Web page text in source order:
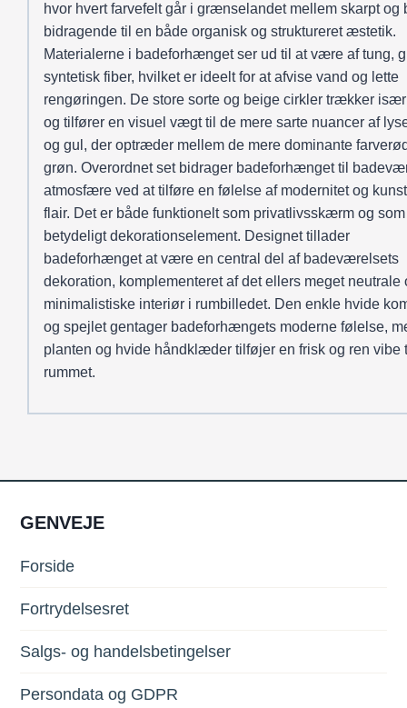
hvor hvert farvefelt går i grænselandet mellem skarpt og
bidragende til en både organisk og struktureret æstetik.
Materialerne i badeforhænget ser ud til at være af tung,
syntetisk fiber, hvilket er ideelt for at afvise vand og lette
rengøringen. De store sorte og beige cirkler trækker
og tilfører en visuel vægt til de mere sarte nuancer af
og gul, der optræder mellem de mere dominante
grøn. Overordnet set bidrager badeforhænget til
atmosfære ved at tilføre en følelse af modernitet og
flair. Det er både funktionelt som privatlivsskærm og
betydeligt dekorationselement. Designet tillader
badeforhænget at være en central del af badeværelsets
dekoration, komplementeret af det ellers meget neutrale
minimalistiske interiør i rumbilledet. Den enkle hvide
og spejlet gentager badeforhængets moderne følelse,
planten og hvide håndklæder tilføjer en frisk og ren vibe
rummet.
GENVEJE
Forside
Fortrydelsesret
Salgs- og handelsbetingelser
Persondata og GDPR